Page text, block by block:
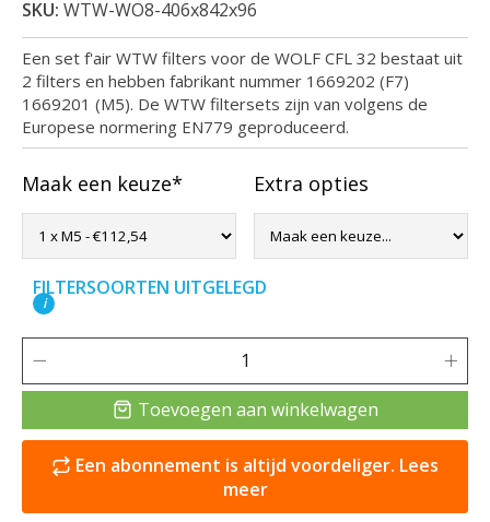
SKU: WTW-WO8-406x842x96
Een set f'air WTW filters voor de WOLF CFL 32 bestaat uit
2 filters en hebben fabrikant nummer 1669202 (F7)
1669201 (M5). De WTW filtersets zijn van volgens de
Europese normering EN779 geproduceerd.
Maak een keuze* Extra opties
FILTERSOORTEN UITGELEGD
i
Toevoegen aan winkelwagen
Een abonnement is altijd voordeliger. Lees
meer